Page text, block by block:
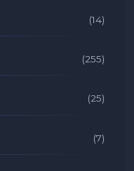
(14)
(255)
(25)
(7)